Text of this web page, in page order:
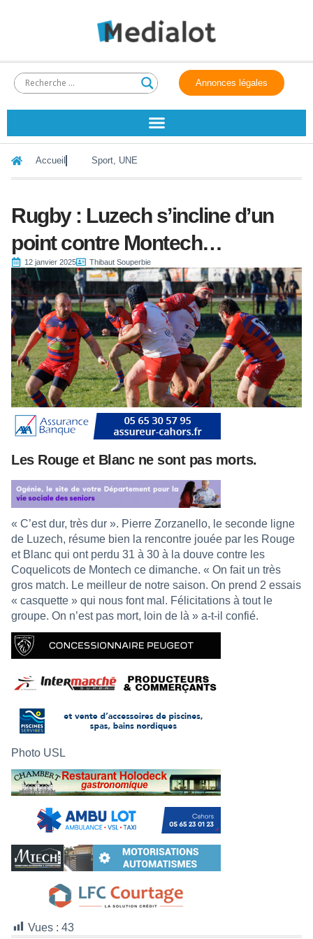
Annonces légales
Accueil Sport, UNE
Rugby : Luzech s’incline d’un
point contre Montech…
12 janvier 2025 Thibaut Souperbie
Les Rouge et Blanc ne sont pas morts.
« C’est dur, très dur ». Pierre Zorzanello, le seconde ligne
de Luzech, résume bien la rencontre jouée par les Rouge
et Blanc qui ont perdu 31 à 30 à la douve contre les
Coquelicots de Montech ce dimanche. « On fait un très
gros match. Le meilleur de notre saison. On prend 2 essais
« casquette » qui nous font mal. Félicitations à tout le
groupe. On n’est pas mort, loin de là » a-t-il confié.
Photo USL
Vues : 43